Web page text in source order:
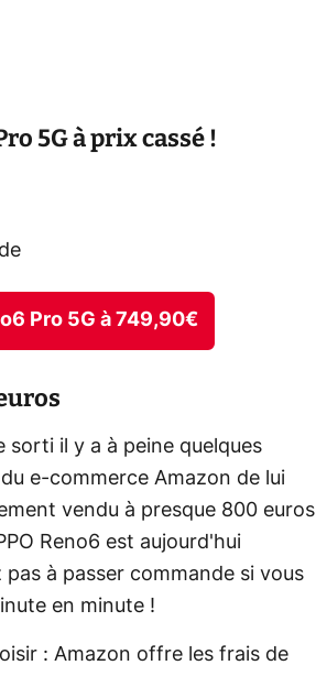
5G à prix cassé !
Pro 5G à 749,90€
sorti il y a à peine quelques
e-commerce Amazon de lui
vendu à presque 800 euros
Reno6 est aujourd'hui
à passer commande si vous
en minute !
: Amazon offre les frais de